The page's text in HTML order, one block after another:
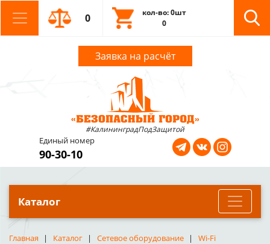
0
кол-во: 0шт
0
Заявка на расчёт
#КалининградПодЗащитой
Единый номер
90-30-10
Каталог
Главная Каталог Сетевое оборудование
Wi-Fi